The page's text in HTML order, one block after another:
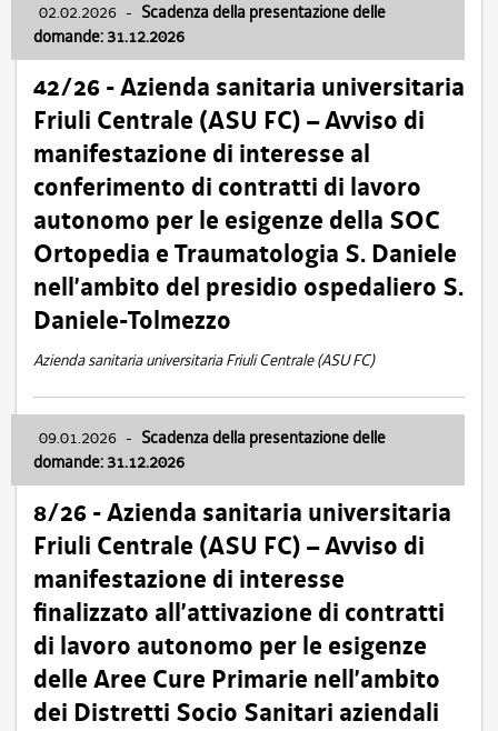
02.02.2026 - Scadenza della presentazione delle
domande: 31.12.2026
42/26 - Azienda sanitaria universitaria
Friuli Centrale (ASU FC) – Avviso di
manifestazione di interesse al
conferimento di contratti di lavoro
autonomo per le esigenze della SOC
Ortopedia e Traumatologia S. Daniele
nell’ambito del presidio ospedaliero S.
Daniele-Tolmezzo
Azienda sanitaria universitaria Friuli Centrale (ASU FC)
09.01.2026 - Scadenza della presentazione delle
domande: 31.12.2026
8/26 - Azienda sanitaria universitaria
Friuli Centrale (ASU FC) – Avviso di
manifestazione di interesse
finalizzato all’attivazione di contratti
di lavoro autonomo per le esigenze
delle Aree Cure Primarie nell’ambito
dei Distretti Socio Sanitari aziendali